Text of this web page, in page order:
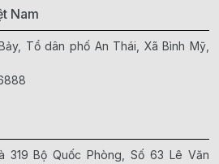
Nam
Tổ dân phố An Thái, Xã Bình Mỹ,
319 Bộ Quốc Phòng, Số 63 Lê Văn